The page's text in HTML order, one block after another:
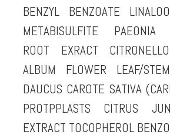
BENZYL BENZOATE
METABISULFITE PAEONIA
ROOT EXRACT
ALBUM FLOWER LEAF/
DAUCUS CAROTE SATIVA
PROTPPLASTS CITRUS
EXTRACT TOCOPHEROL